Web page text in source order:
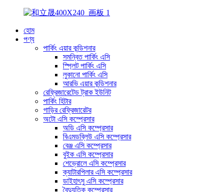
হোম
পণ্য
পার্কিং এয়ার কন্ডিশনার
সমন্বিত পার্কিং এসি
স্প্লিট পার্কিং এসি
লুকানো পার্কিং এসি
আরভি এয়ার কন্ডিশনার
রেফ্রিজারেটেড ট্রাক ইউনিট
পার্কিং হিটার
গাড়ির রেফ্রিজারেটর
অটো এসি কম্প্রেসার
অডি এসি কম্প্রেসার
বিএমডব্লিউ এসি কম্প্রেসার
বেঞ্জ এসি কম্প্রেসার
বুইক এসি কম্প্রেসার
শেভ্রোলে এসি কম্প্রেসার
ক্যাটারপিলার এসি কম্প্রেসার
ডাইহাৎসু এসি কম্প্রেসার
বৈদ্যুতিক কম্প্রেসার